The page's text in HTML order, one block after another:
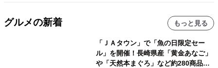
グルメの新着 もっと見る
「ＪＡタウン」で「魚の日限定セー
ル」を開催！長崎県産「黄金あなご」
や「天然本まぐろ」など約280商品を